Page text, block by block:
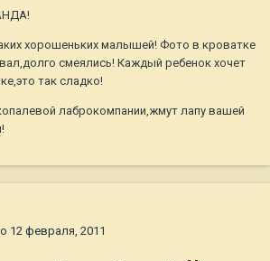
хорошеньких малышей! Фото в кроватке
смеялись! Каждый ребенок хочет
так сладко!
лаброкомпании,жмут лапу вашей
12 февраля, 2011